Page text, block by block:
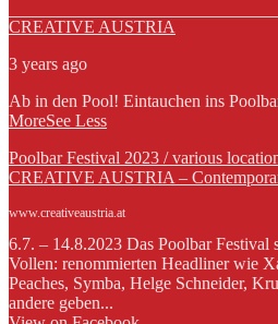
CREATIVE AUSTRIA
3 years ago
Ab in den Pool! Eintauchen ins
MoreSee Less
Poolbar Festival 2023 / various
CREATIVE AUSTRIA –
www.creativeaustria.at
6.7. – 14.8.2023 Das Poolbar Festival
Vollen: renommierten Headliner wie
Peaches, Symba, Helge Schneider,
andere geben...